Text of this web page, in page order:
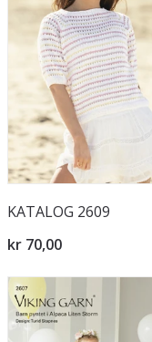
KATALOG 2609
kr 70,00